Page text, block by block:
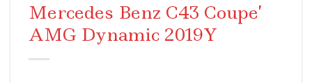
Mercedes Benz C43 Coupe’
AMG Dynamic 2019Y